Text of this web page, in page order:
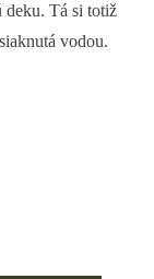
deku. Tá si totiž
vodou.